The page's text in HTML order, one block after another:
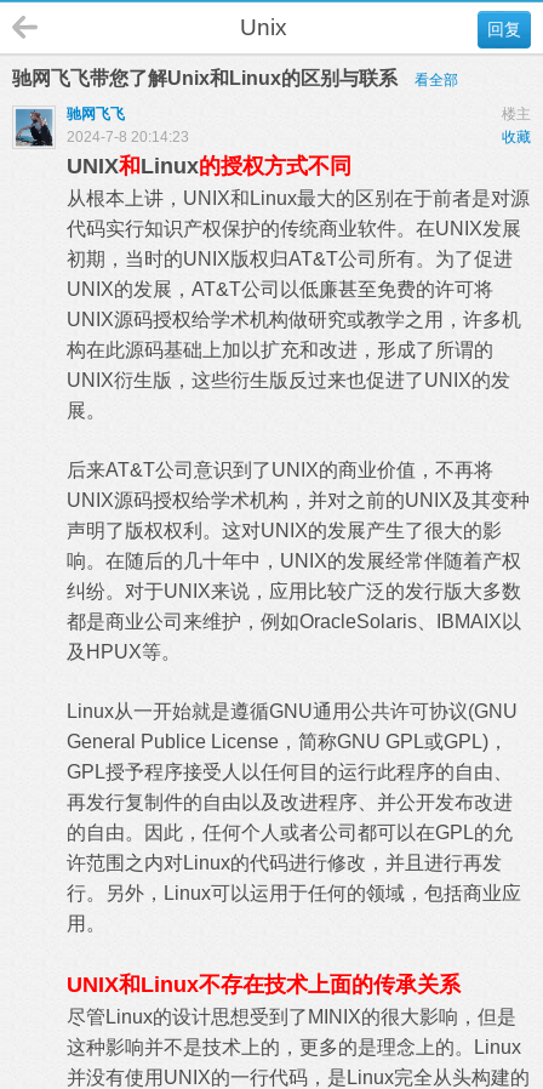
回复
Unix
驰网飞飞带您了解Unix和Linux的区别与联系
看全部
楼主
驰网飞飞
收藏
2024-7-8 20:14:23
UNIX和 Linux的授权方式不同
从根本上讲，UNIX和Linux最大的区别在于前者是对源
代码实行知识产权保护的传统商业软件。在UNIX发展
初期，当时的UNIX版权归AT&T公司所有。为了促进
UNIX的发展，AT&T公司以低廉甚至免费的许可将
UNIX源码授权给学术机构做研究或教学之用，许多机
构在此源码基础上加以扩充和改进，形成了所谓的
UNIX衍生版，这些衍生版反过来也促进了UNIX的发
展。
后来AT&T公司意识到了UNIX的商业价值，不再将
UNIX源码授权给学术机构，并对之前的UNIX及其变种
声明了版权权利。这对UNIX的发展产生了很大的影
响。在随后的几十年中，UNIX的发展经常伴随着产权
纠纷。对于UNIX来说，应用比较广泛的发行版大多数
都是商业公司来维护，例如OracleSolaris、IBMAIX以
及HPUX等。
Linux从一开始就是遵循GNU通用公共许可协议(GNU
General Publice License，简称GNU GPL或GPL)，
GPL授予程序接受人以任何目的运行此程序的自由、
再发行复制件的自由以及改进程序、并公开发布改进
的自由。因此，任何个人或者公司都可以在GPL的允
许范围之内对Linux的代码进行修改，并且进行再发
行。另外，Linux可以运用于任何的领域，包括商业应
用。
UNIX和Linux不存在技术上面的传承关系
尽管Linux的设计思想受到了MINIX的很大影响，但是
这种影响并不是技术上的，更多的是理念上的。Linux
并没有使用UNIX的一行代码，是Linux完全从头构建的